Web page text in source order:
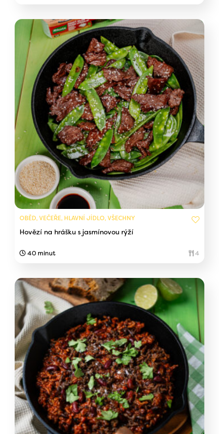
OBĚD, VEČEŘE, HLAVNÍ JÍDLO, VŠECHNY
Hovězí na hrášku s jasmínovou rýží
40 minut 4